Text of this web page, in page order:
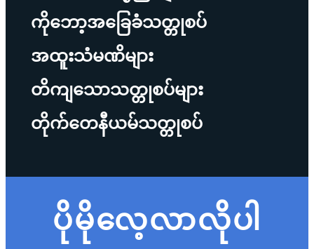
ကိုဘော့အခြေခံသတ္တုစပ်
အထူးသံမဏိများ
တိကျသောသတ္တုစပ်များ
တိုက်တေနီယမ်သတ္တုစပ်
ပိုမိုလေ့လာလိုပါ